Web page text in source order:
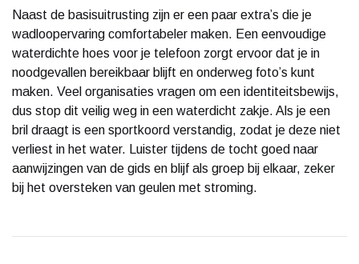
Naast de basisuitrusting zijn er een paar extra’s die je
wadloopervaring comfortabeler maken. Een eenvoudige
waterdichte hoes voor je telefoon zorgt ervoor dat je in
noodgevallen bereikbaar blijft en onderweg foto’s kunt
maken. Veel organisaties vragen om een identiteitsbewijs,
dus stop dit veilig weg in een waterdicht zakje. Als je een
bril draagt is een sportkoord verstandig, zodat je deze niet
verliest in het water. Luister tijdens de tocht goed naar
aanwijzingen van de gids en blijf als groep bij elkaar, zeker
bij het oversteken van geulen met stroming.